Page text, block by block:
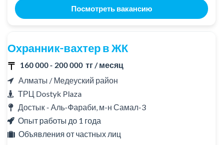
Посмотреть вакансию
Охранник-вахтер в ЖК
160 000 - 200 000 тг / месяц
Алматы / Медеуский район
ТРЦ Dostyk Plaza
Достык - Аль-Фараби, м-н ​Самал-3
Опыт работы до 1 года
Объявления от частных лиц